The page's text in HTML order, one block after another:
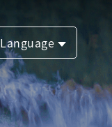
Language